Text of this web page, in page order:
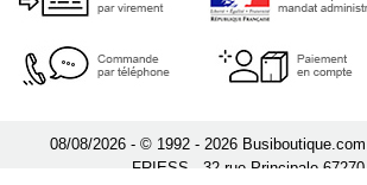
08/08/2026 - © 1992 - 2026
FRIESS - 32 rue Principale 67270